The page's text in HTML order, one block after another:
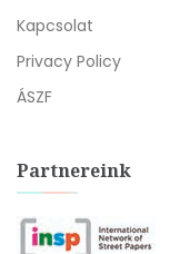
Kapcsolat
Privacy Policy
ÁSZF
Partnereink